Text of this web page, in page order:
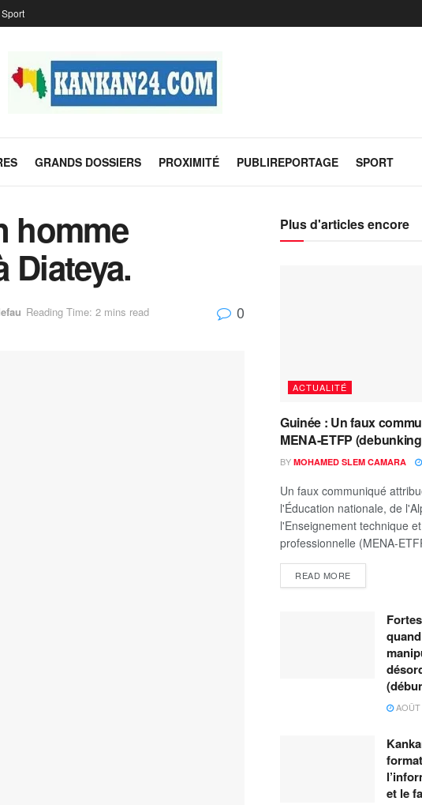
Sport
GRANDS DOSSIERS PROXIMITÉ PUBLIREPORTAGE SPORT
homme
Diateya.
Reading Time: 2 mins read 0
Plus d'articles encore
ACTUALITÉ
Guinée : Un faux
MENA-ETFP
BY MOHAMED SLEM CAMARA
Un faux communiqué
l'Éducation nationale, de
l'Enseignement technique
professionnelle (MENA-
READ MORE
AOÛT
et le